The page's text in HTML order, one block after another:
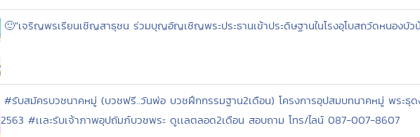
🙂"เจริญพรเรียนเชิญสาธุชน ร่วมบุญอัญเชิญพระประธานเข้าประดิษฐานในโรงอุโบสถวัดหนองบัว
#รับสมัครบวชนาคหมู่ (บวชฟรี..วันพ่อ บวชฝึกกรรมฐาน2เดือน) โครงการอุปสมบทนาคหมู่ พระธุ
2563 #เเละรับเจ้าภาพอุปถัมภ์บวชพระ ดูเเลตลอด2เดือน สอบถาม โทร/ไลน์ 087-007-8607